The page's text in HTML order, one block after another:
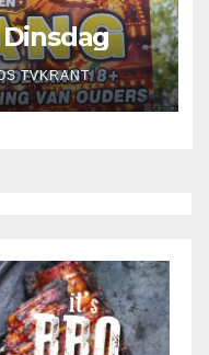
TVKRANT